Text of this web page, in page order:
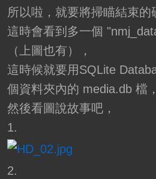
所以啦，就要將掃瞄結束的
這時會看到多一個
（上圖也有），
這時候就要用SQLite
個資料夾內的 media.db 檔，
然後看圖說故事吧，
1.
2.